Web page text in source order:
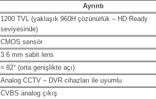
Ayrıntı
1200 TVL (yaklaşık 960H çözünürlük – HD Ready
seviyesinde)
CMOS sensör
3.6 mm sabit lens
≈ 82° (orta genişlikte açı)
Analog CCTV – DVR cihazları ile uyumlu
CVBS analog çıkış